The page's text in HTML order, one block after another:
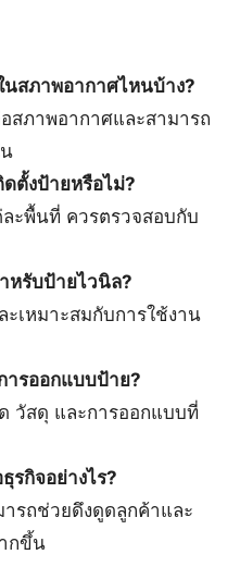
นสภาพอากาศไหนบ้าง?
ภาพอากาศและสามารถ
ตั้งป้ายหรือไม่?
ะพื้นที่ ควรตรวจสอบกับ
หรับป้ายไวนิล?
เหมาะสมกับการใช้งาน
ารออกแบบป้าย?
วัสดุ และการออกแบบที่
รกิจอย่างไร?
รถช่วยดึงดูดลูกค้าและ
กขึ้น